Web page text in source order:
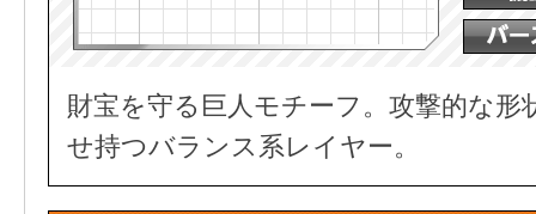
財宝を守る巨人モチーフ。攻撃的な形
せ持つバランス系レイヤー。